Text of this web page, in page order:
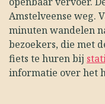
Amstelveense weg.
minuten wandelen
bezoekers, die met
fiets te huren bij
informatie over het